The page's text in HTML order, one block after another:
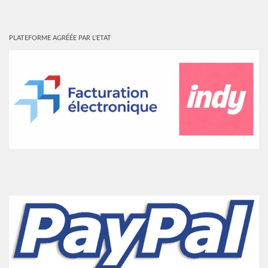
PLATEFORME AGRÉÉE PAR L’ETAT